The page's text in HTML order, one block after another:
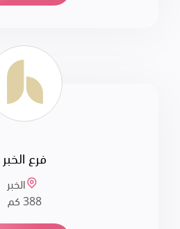
فرع الخبر
الخبر
388 كم